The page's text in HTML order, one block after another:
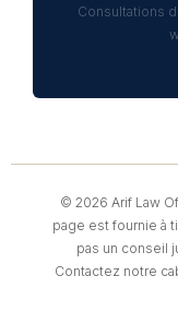
Consultations
© 2026 Arif Law
page est fournie à
pas un conseil
Contactez notre